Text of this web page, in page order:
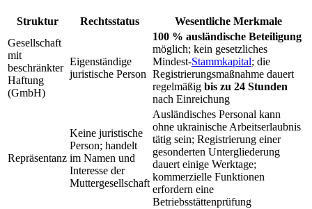
Struktur Rechtsstatus
Wesentliche Merkmale
Gesellschaft
mit
beschränkter
Haftung
(GmbH)
Eigenständige
juristische Person
100 % ausländische Beteiligung
möglich; kein gesetzliches
Mindest-Stammkapital; die
Registrierungsmaßnahme dauert
regelmäßig bis zu 24 Stunden
nach Einreichung
Repräsentanz
Keine juristische
Person; handelt
im Namen und
Interesse der
Muttergesellschaft
Ausländisches Personal kann
ohne ukrainische Arbeitserlaubnis
tätig sein; Registrierung einer
gesonderten Untergliederung
dauert einige Werktage;
kommerzielle Funktionen
erfordern eine
Betriebsstättenprüfung